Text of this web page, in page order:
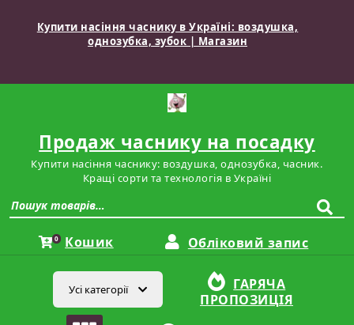
Купити насіння часнику в Україні: воздушка,
однозубка, зубок | Магазин
Продаж часнику на посадку
Купити насіння часнику: воздушка, однозубка, часник.
Кращі сорти та технологія в Україні
Шукати:
0 Кошик Обліковий запис
Усі категорії
ГАРЯЧА
ПРОПОЗИЦІЯ